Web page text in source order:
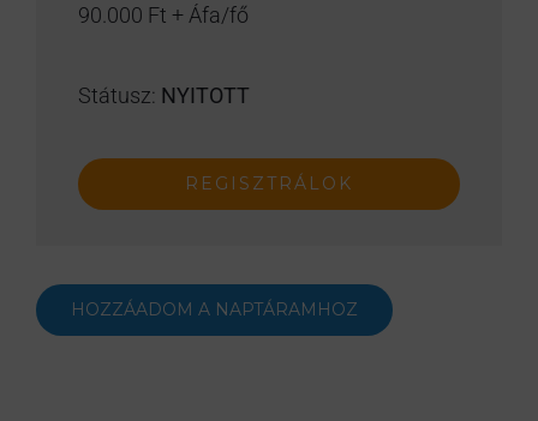
90.000 Ft + Áfa/fő
Státusz: NYITOTT
REGISZTRÁLOK
HOZZÁADOM A NAPTÁRAMHOZ